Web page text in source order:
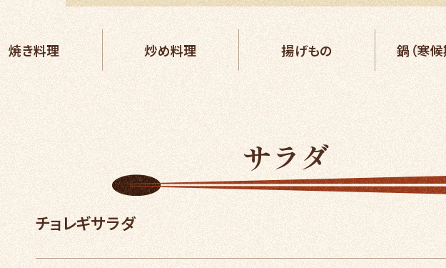
焼き料理 炒め料理 揚げもの 鍋（寒
サラダ
チョレギサラダ